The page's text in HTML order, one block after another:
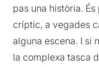
pas una història.
críptic, a vegades
alguna escena. I si
la complexa tasca